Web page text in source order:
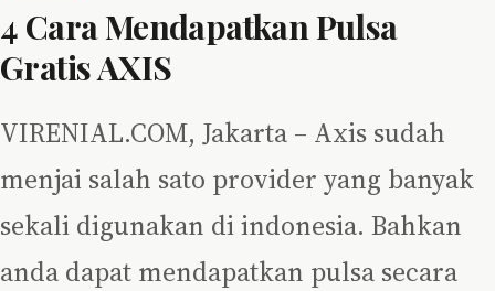
4 Cara Mendapatkan Pulsa
Gratis AXIS
VIRENIAL.COM, Jakarta – Axis sudah
menjai salah sato provider yang banyak
sekali digunakan di indonesia. Bahkan
anda dapat mendapatkan pulsa secara